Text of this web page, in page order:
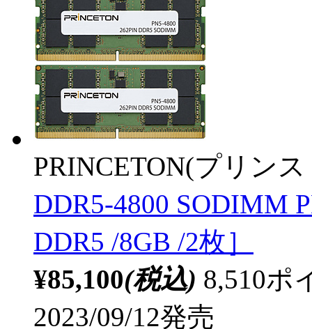
PRINCETON(プリン
DDR5-4800 SODIMM
DDR5 /8GB /2枚］
¥85,100(税込) 8,510ポ
2023/09/12発売